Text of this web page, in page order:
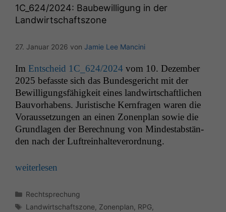
1C_624/2024: Baubewilligung in der
Landwirtschaftszone
27. Januar 2026 von Jamie Lee Mancini
Im Entscheid 1C_624/2024 vom 10. Dezem­ber
2025 befasste sich das Bun­des­gericht mit der
Bewil­li­gungs­fähigkeit eines land­wirtschaftlichen
Bau­vorhabens. Juris­tis­che Kern­fra­gen waren die
Voraus­set­zun­gen an einen Zonen­plan sowie die
Grund­la­gen der Berech­nung von Min­destab­stän­
den nach der Luftreinhalteverordnung.
weit­er­lesen
Kategorien
Rechtsprechung
Schlagwörter
Landwirtschaftszone Zonenplan RPG